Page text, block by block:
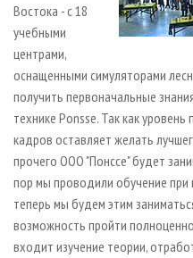
Востока - с 18
учебными
центрами,
оснащенными симуляторами
получить первоначальные
технике Ponsse. Так как
кадров оставляет желать
прочего ООО "Понссе" будет
пор мы проводили обучение при
теперь мы будем этим
возможность пройти
входит изучение теории,